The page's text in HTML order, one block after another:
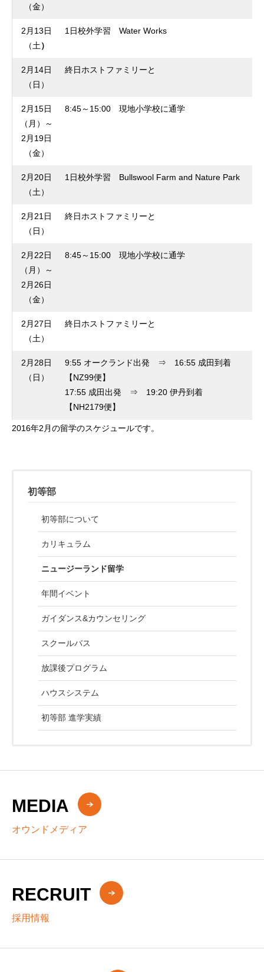
（金）
2月13日
（土）
1日校外学習 Water Works
2月14日
（日）
終日ホストファミリーと
2月15日
（月）～
2月19日
（金）
8:45～15:00 現地小学校に通学
2月20日
（土）
1日校外学習 Bullswool Farm and Nature Park
2月21日
（日）
終日ホストファミリーと
2月22日
（月）～
2月26日
（金）
8:45～15:00 現地小学校に通学
2月27日
（土）
終日ホストファミリーと
2月28日
（日）
9:55 オークランド出発 ⇒ 16:55 成田到着
【NZ99便】
17:55 成田出発 ⇒ 19:20 伊丹到着
【NH2179便】
2016年2月の留学のスケジュールです。
初等部
初等部について
カリキュラム
ニュージーランド留学
年間イベント
ガイダンス&カウンセリング
スクールバス
放課後プログラム
ハウスシステム
初等部 進学実績
MEDIA
オウンドメディア
RECRUIT
採用情報